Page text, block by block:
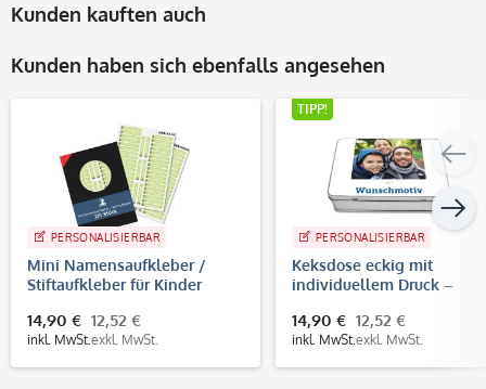
Kunden kauften auch
Kunden haben sich ebenfalls angesehen
PERSONALISIERBAR
Mini Namensaufkleber /
Stiftaufkleber für Kinder
mm)
14,90 €
inkl. MwSt.
12,52 €
exkl. MwSt.
TIPP!
PERSONALISIERBAR
Keksdose eckig mit
individuellem Druck –
14,90 €
inkl. MwSt.
12,52 €
exkl. MwSt.